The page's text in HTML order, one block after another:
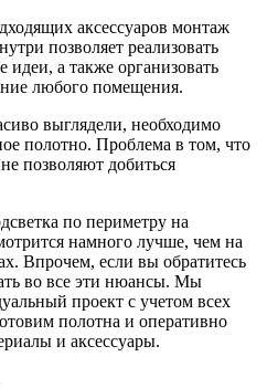
аксессуаров монтаж
позволяет реализовать
а также организовать
любого помещения.
выглядели, необходимо
полотно. Проблема в том, что
позволяют добиться
по периметру на
намного лучше, чем на
Впрочем, если вы обратитесь
во все эти нюансы. Мы
проект с учетом всех
полотна и оперативно
и аксессуары.